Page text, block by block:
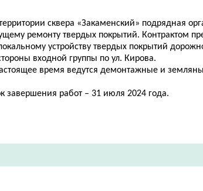
сквера «Закаменский» подрядная
ремонту твердых покрытий. Контрактом
устройству твердых покрытий
входной группы по ул. Кирова.
время ведутся демонтажные и
завершения работ – 31 июля 2024 года.